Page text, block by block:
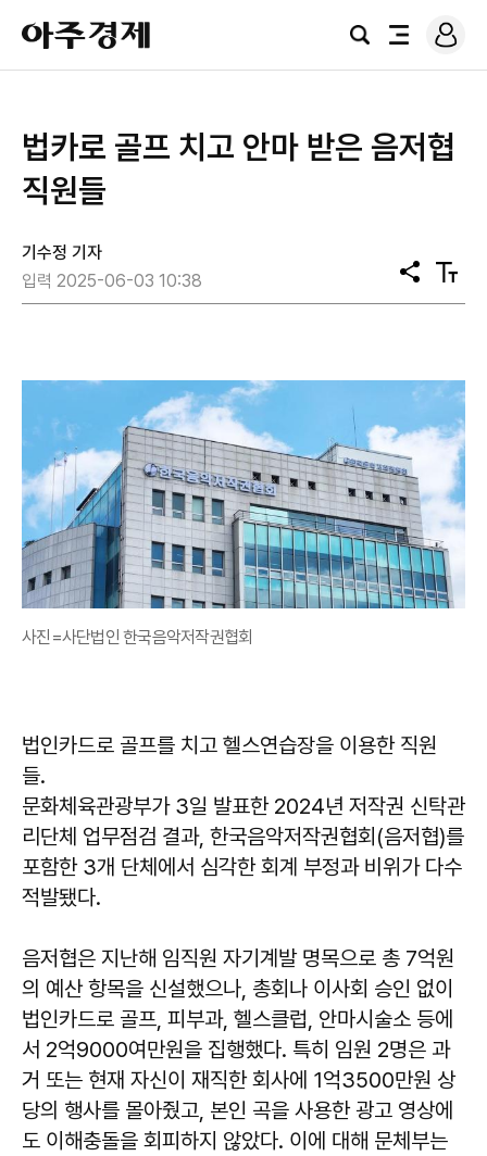
아
주
경
검
전
로
그
법카로 골프 치고 안마 받은 음저협
직원들
기수정 기자
입력 2025-06-03 10:38
공
유
텍
스
사진=사단법인 한국음악저작권협회
법인카드로 골프를 치고 헬스연습장을 이용한 직원
들.
문화체육관광부가 3일 발표한 2024년 저작권 신탁관
리단체 업무점검 결과, 한국음악저작권협회(음저협)를
포함한 3개 단체에서 심각한 회계 부정과 비위가 다수
적발됐다.
음저협은 지난해 임직원 자기계발 명목으로 총 7억원
의 예산 항목을 신설했으나, 총회나 이사회 승인 없이
법인카드로 골프, 피부과, 헬스클럽, 안마시술소 등에
서 2억9000여만원을 집행했다. 특히 임원 2명은 과
거 또는 현재 자신이 재직한 회사에 1억3500만원 상
당의 행사를 몰아줬고, 본인 곡을 사용한 광고 영상에
도 이해충돌을 회피하지 않았다. 이에 대해 문체부는